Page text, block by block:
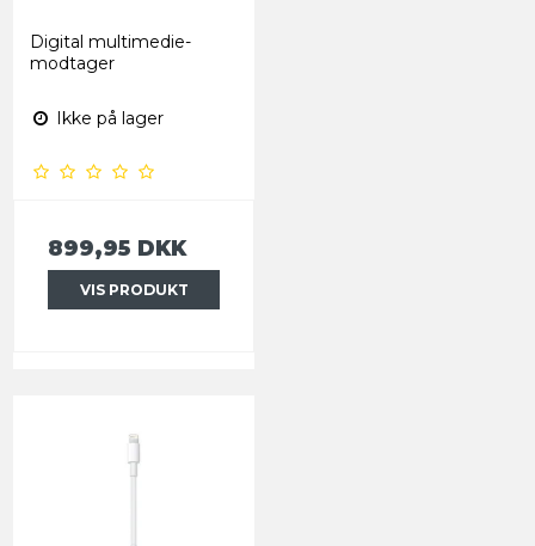
Digital multimedie-
modtager
Ikke på lager
899,95 DKK
VIS PRODUKT